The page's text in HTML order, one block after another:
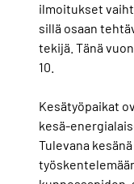
ilmoitukset
sillä osaan
tekijä. Tänä
10.
Kesätyöpaikat
kesä-
Tulevana